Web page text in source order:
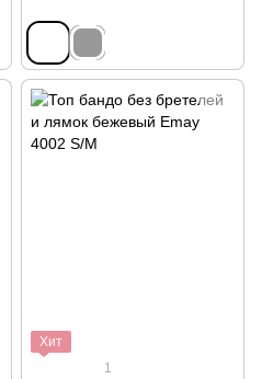
Хит
1